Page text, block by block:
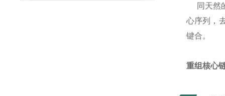
同天然
心序列，
键合。
重组核心